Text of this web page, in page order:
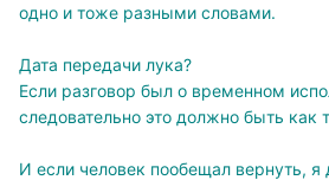
одно и тоже разными словами.
Дата передачи лука?
Если разговор был о временном
следовательно это должно быть как
И если человек пообещал вернуть, я